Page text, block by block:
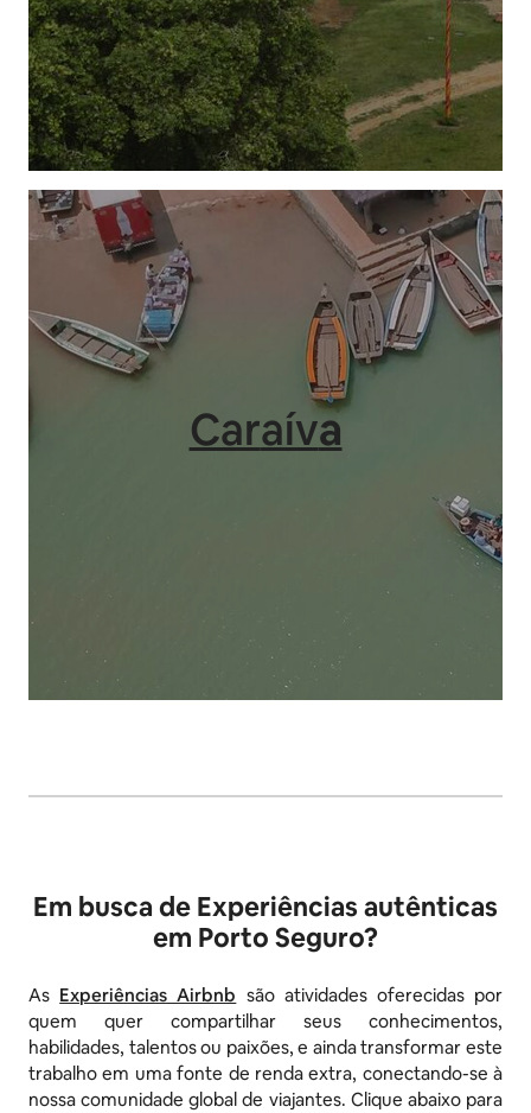
Caraíva
Em busca de Experiências autênticas
em Porto Seguro?
As Experiências Airbnb são atividades oferecidas por
quem quer compartilhar seus conhecimentos,
habilidades, talentos ou paixões, e ainda transformar este
trabalho em uma fonte de renda extra, conectando-se à
nossa comunidade global de viajantes. Clique abaixo para